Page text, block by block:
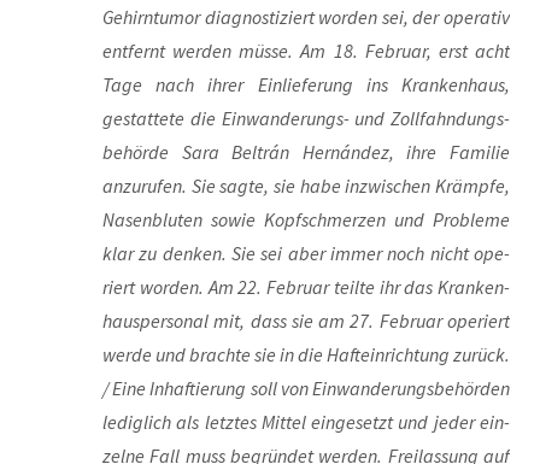
Gehirn­tu­mor dia­gnos­ti­ziert wor­den sei, der ope­ra­tiv
ent­fernt wer­den müs­se. Am 18. Febru­ar, erst acht
Tage nach ihrer Ein­lie­fe­rung ins Kran­ken­haus,
gestat­te­te die Ein­wan­de­rungs- und Zoll­fahn­dungs­
be­hör­de Sara Bel­trán Hernán­dez, ihre Fami­lie
anzu­ru­fen. Sie sag­te, sie habe inzwi­schen Krämp­fe,
Nasen­blu­ten sowie Kopf­schmer­zen und Pro­ble­me
klar zu den­ken. Sie sei aber immer noch nicht ope­
riert wor­den. Am 22. Febru­ar teil­te ihr das Kran­ken­
haus­per­so­nal mit, dass sie am 27. Febru­ar ope­riert
wer­de und brach­te sie in die Haft­ein­rich­tung zurück.
/ Eine Inhaf­tie­rung soll von Ein­wan­de­rungs­be­hör­den
ledig­lich als letz­tes Mit­tel ein­ge­setzt und jeder ein­
zel­ne Fall muss begrün­det wer­den. Frei­las­sung auf